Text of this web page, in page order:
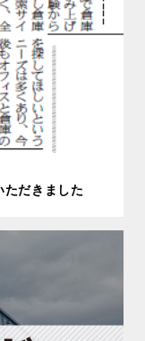
だきました